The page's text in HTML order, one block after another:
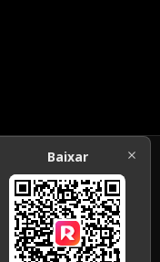
Baixar